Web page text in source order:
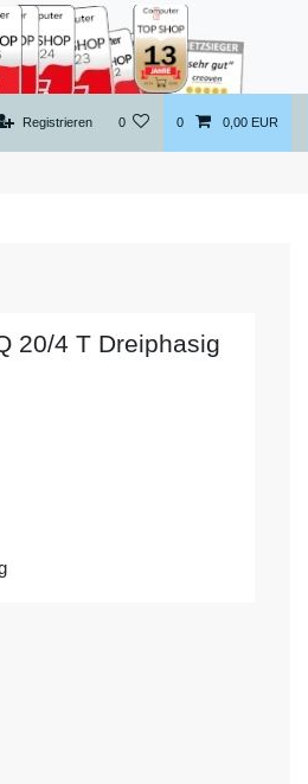
Registrieren 0 0 0,00 EUR
20/4 T Dreiphasig